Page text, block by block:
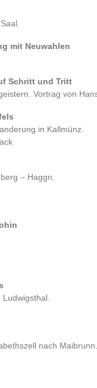
mit Neuwahlen
Schritt und Tritt
Vortrag von
in Kallmünz.
– Haggn.
nach Maibrunn.